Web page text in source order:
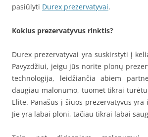
pasiūlyti Durex prezervatyvai.
Kokius prezervatyvus rinktis?
Durex prezervatyvai yra suskirstyti į
Pavyzdžiui, jeigu jūs norite plonų
technologija, leidžiančia abiem
daugiau malonumo, tuomet tikrai
Elite. Panašūs į šiuos prezervatyvus
Jie yra labai ploni, tačiau tikrai labai